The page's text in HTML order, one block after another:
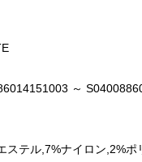
～
ステル,7%ナイロン,2%ポ